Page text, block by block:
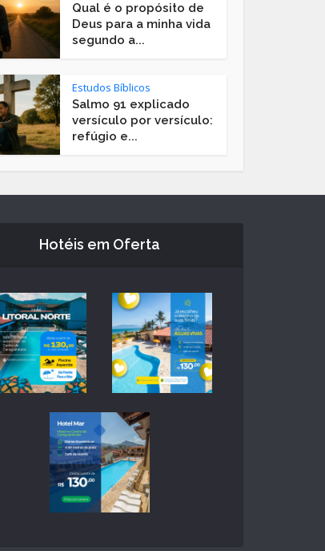
Qual é o propósito de
Deus para a minha vida
segundo a...
Estudos Bíblicos
Salmo 91 explicado
versículo por versículo:
refúgio e...
Hotéis em Oferta